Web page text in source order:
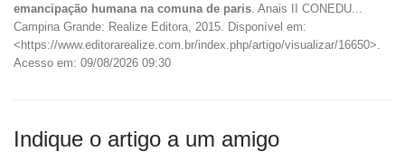
emancipação humana na comuna de paris . Anais II CONEDU...
Campina Grande: Realize Editora, 2015. Disponível em:
<https://www.editorarealize.com.br/index.php/artigo/visualizar/16650>.
Acesso em: 09/08/2026 09:30
Indique o artigo a um amigo